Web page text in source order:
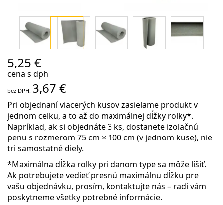
na
začiatok
galérie
obrázkov
5,25 €
cena s dph
3,67 €
Pri objednaní viacerých kusov zasielame produktv
jednom celku, a to až do maximálnej dĺžky rolky*.
Napríklad, ak si objednáte 3 ks, dostanete izolačnú
penu s rozmerom 75 cm × 100 cm (v jednom kuse), nie
tri samostatné diely.
*Maximálna dĺžka rolky pri danom type sa môže líšiť.
Ak potrebujete vedieť presnú maximálnu dĺžku pre
vašu objednávku, prosím, kontaktujte nás – radi vám
poskytneme všetky potrebné informácie.